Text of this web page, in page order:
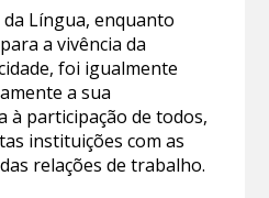
da Língua, enquanto
a vivência da
foi igualmente
a sua
à participação de todos,
instituições com as
relações de trabalho.